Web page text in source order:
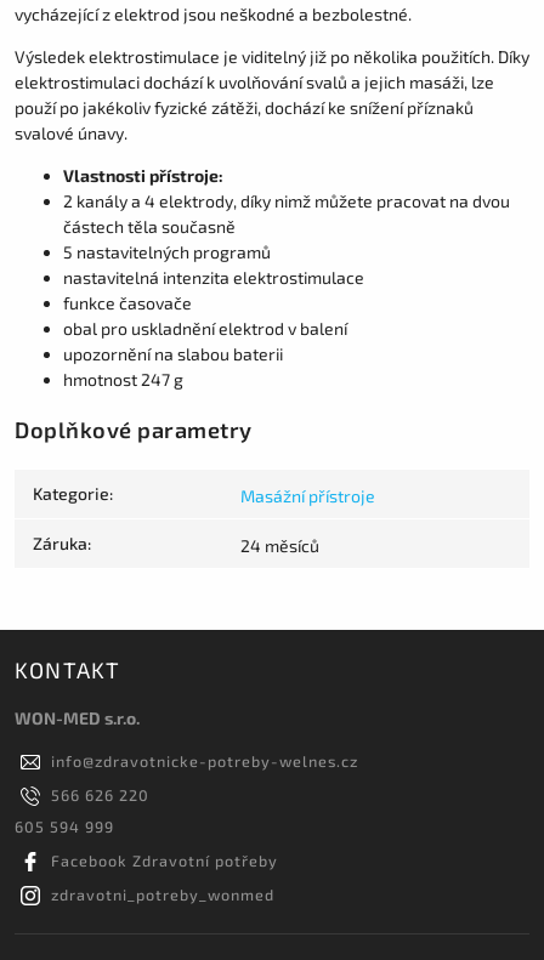
vycházející z elektrod jsou neškodné a bezbolestné.
Výsledek elektrostimulace je viditelný již po několika použitích. Díky
elektrostimulaci dochází k uvolňování svalů a jejich masáži, lze
použí po jakékoliv fyzické zátěži, dochází ke snížení příznaků
svalové únavy.
Vlastnosti přístroje:
2 kanály a 4 elektrody, díky nimž můžete pracovat na dvou
částech těla současně
5 nastavitelných programů
nastavitelná intenzita elektrostimulace
funkce časovače
obal pro uskladnění elektrod v balení
upozornění na slabou baterii
hmotnost 247 g
Doplňkové parametry
Kategorie: Masážní přístroje
Záruka: 24 měsíců
KONTAKT
WON-MED s.r.o.
info@zdravotnicke-potreby-welnes.cz
566 626 220
605 594 999
Facebook Zdravotní potřeby
zdravotni_potreby_wonmed